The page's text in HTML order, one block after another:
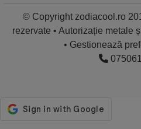
© Copyright zodiacool.ro
rezervate • Autorizație metale
• Gestionează